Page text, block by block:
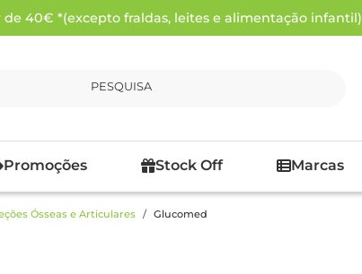
40€ *(excepto fraldas, leites e alimentação infantil)
PESQUISA
Promoções Stock Off Marcas
Ósseas e Articulares Glucomed